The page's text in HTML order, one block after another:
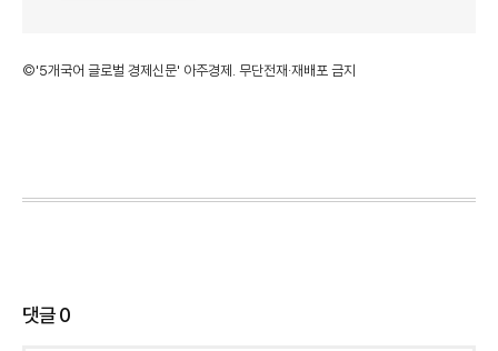
©'5개국어 글로벌 경제신문' 아주경제. 무단전재·재배포 금지
댓글0